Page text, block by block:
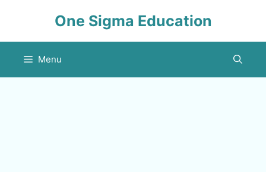
One Sigma Education
Menu